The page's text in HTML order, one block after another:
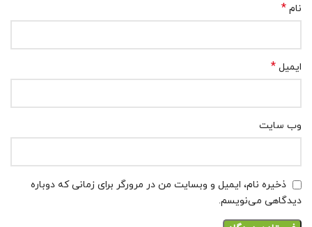
نام *
ایمیل *
وب‌ سایت
ذخیره نام، ایمیل و وبسایت من در مرورگر برای زمانی که دوباره
دیدگاهی می‌نویسم.